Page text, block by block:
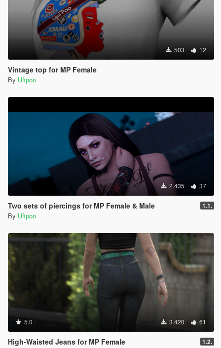
503 12
Vintage top for MP Female
By Ufipoo
2.435 37
Two sets of piercings for MP Female & Male 1.1.
By Ufipoo
5.0 3.420 61
High-Waisted Jeans for MP Female 1.2.